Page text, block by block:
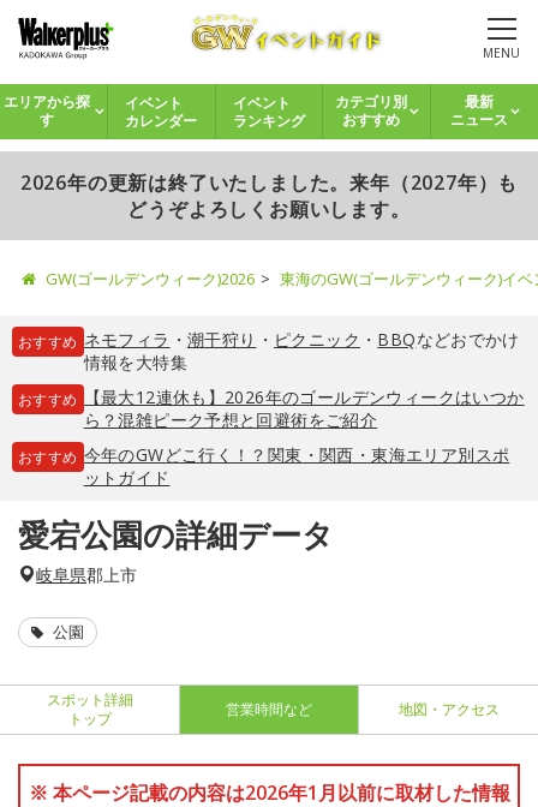
MENU
エリアから探
す
イベント
カレンダー
イベント
ランキング
カテゴリ別
おすすめ
最新
ニュース
2026年の更新は終了いたしました。来年（2027年）も
どうぞよろしくお願いします。
GW(ゴールデンウィーク)2026 東海のGW(ゴールデンウィーク)イ
おすすめ ネモフィラ ・ 潮干狩り ・ ピクニック ・ BBQなどおでかけ
情報を大特集
おすすめ
【最大12連休も】2026年のゴールデンウィークはいつか
ら？混雑ピーク予想と回避術をご紹介
おすすめ 今年のGWどこ行く！？関東・関西・東海エリア別スポ
ットガイド
愛宕公園の詳細データ
岐阜県郡上市
公園
スポット詳細
トップ
営業時間など 地図・アクセス
※ 本ページ記載の内容は2026年1月以前に取材した情報